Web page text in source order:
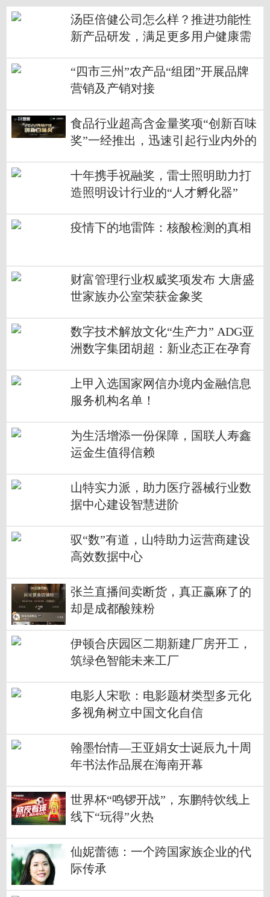
汤臣倍健公司怎么样？推进功能性
新产品研发，满足更多用户健康需
“四市三州”农产品“组团”开展品牌
营销及产销对接
食品行业超高含金量奖项“创新百味
奖”一经推出，迅速引起行业内外的
十年携手祝融奖，雷士照明助力打
造照明设计行业的“人才孵化器”
疫情下的地雷阵：核酸检测的真相
财富管理行业权威奖项发布 大唐盛
世家族办公室荣获金象奖
数字技术解放文化“生产力” ADG亚
洲数字集团胡超：新业态正在孕育
上甲入选国家网信办境内金融信息
服务机构名单！
为生活增添一份保障，国联人寿鑫
运金生值得信赖
山特实力派，助力医疗器械行业数
据中心建设智慧进阶
驭“数”有道，山特助力运营商建设
高效数据中心
张兰直播间卖断货，真正赢麻了的
却是成都酸辣粉
伊顿合庆园区二期新建厂房开工，
筑绿色智能未来工厂
电影人宋歌：电影题材类型多元化
多视角树立中国文化自信
翰墨怡情—王亚娟女士诞辰九十周
年书法作品展在海南开幕
世界杯“鸣锣开战”，东鹏特饮线上
线下“玩得”火热
仙妮蕾德：一个跨国家族企业的代
际传承